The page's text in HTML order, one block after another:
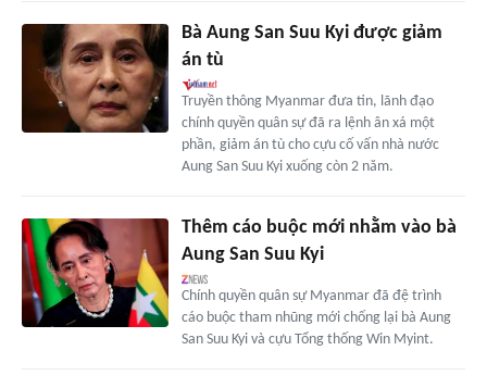
Bà Aung San Suu Kyi được giảm
án tù
Truyền thông Myanmar đưa tin, lãnh đạo
chính quyền quân sự đã ra lệnh ân xá một
phần, giảm án tù cho cựu cố vấn nhà nước
Aung San Suu Kyi xuống còn 2 năm.
Thêm cáo buộc mới nhằm vào bà
Aung San Suu Kyi
Chính quyền quân sự Myanmar đã đệ trình
cáo buộc tham nhũng mới chống lại bà Aung
San Suu Kyi và cựu Tổng thống Win Myint.